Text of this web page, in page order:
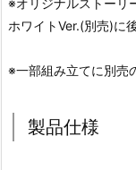
※オリジナルストーリ
ホワイトVer.(別売)に
※一部組み立てに別売
製品仕様